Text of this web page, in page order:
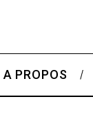
A PROPOS